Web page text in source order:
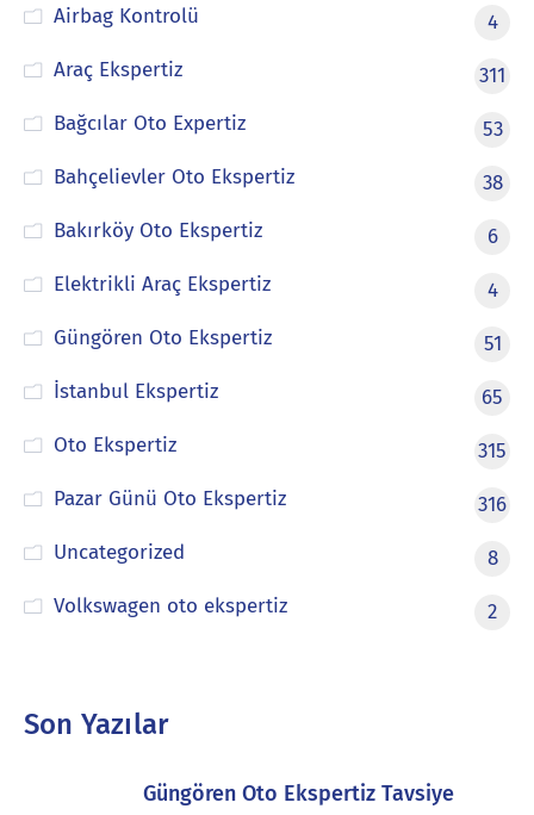
Airbag Kontrolü
4
Araç Ekspertiz
311
Bağcılar Oto Expertiz
53
Bahçelievler Oto Ekspertiz
38
Bakırköy Oto Ekspertiz
6
Elektrikli Araç Ekspertiz
4
Güngören Oto Ekspertiz
51
İstanbul Ekspertiz
65
Oto Ekspertiz
315
Pazar Günü Oto Ekspertiz
316
Uncategorized
8
Volkswagen oto ekspertiz
2
Son Yazılar
Güngören Oto Ekspertiz Tavsiye